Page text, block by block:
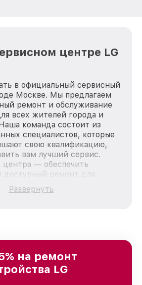
центре LG
в официальный сервисный
Москве. Мы предлагаем
ремонт и обслуживание
всех жителей города и
команда состоит из
специалистов, которые
свою квалификацию,
вам лучший сервис.
— обеспечить
доступный ремонт для
продукции LG, вне
сложности поломки. Мы
клиентов.
Развернуть
на ремонт
LG